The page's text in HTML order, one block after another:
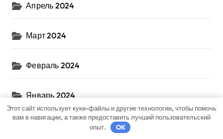
Апрель 2024
Март 2024
Февраль 2024
Январь 2024
Этот сайт использует куки-файлы и другие технологии, чтобы помочь
вам в навигации, а также предоставить лучший пользовательский
опыт.
OK